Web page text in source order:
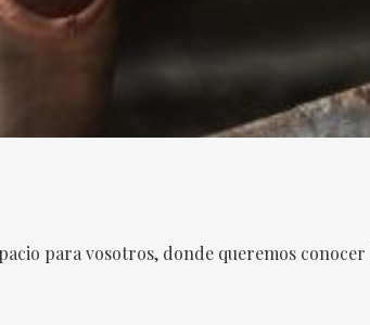
para vosotros, donde queremos